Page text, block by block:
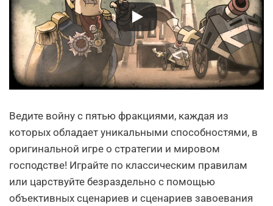
Ведите войну с пятью фракциями, каждая из
которых обладает уникальными способностями, в
оригинальной игре о стратегии и мировом
господстве! Играйте по классическим правилам
или царствуйте безраздельно с помощью
объективных сценариев и сценариев завоевания